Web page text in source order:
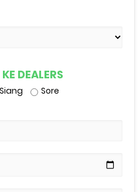
DEALERS
Siang Sore